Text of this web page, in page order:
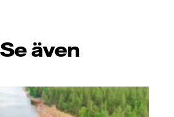
Se även